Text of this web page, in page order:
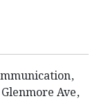
Ave,